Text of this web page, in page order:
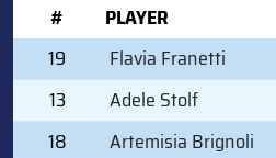
#
PLAYER
19
Flavia Franetti
13
Adele Stolf
18
Artemisia Brignoli